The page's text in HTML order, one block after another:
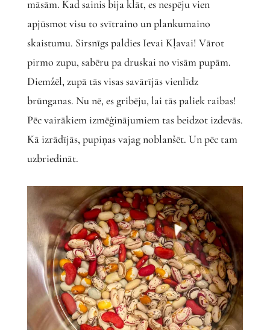
māsām. Kad sainis bija klāt, es nespēju vien
apjūsmot visu to svītraino un plankumaino
skaistumu. Sirsnīgs paldies Ievai Kļavai! Vārot
pirmo zupu, sabēru pa druskai no visām pupām.
Diemžēl, zupā tās visas savārījās vienlīdz
brūnganas. Nu nē, es gribēju, lai tās paliek raibas!
Pēc vairākiem izmēģinājumiem tas beidzot izdevās.
Kā izrādījās, pupiņas vajag noblanšēt. Un pēc tam
uzbriedināt.